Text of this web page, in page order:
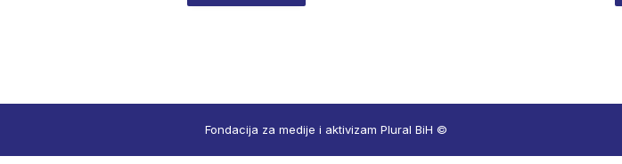
Fondacija za medije i aktivizam Plural BiH ©